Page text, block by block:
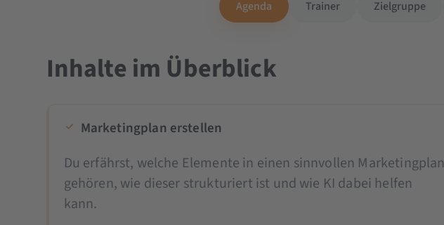
Agenda Trainer Zielgruppe
Inhalte im Überblick
Marketingplan erstellen
Du erfährst, welche Elemente in einen sinnvollen Marketingplan
gehören, wie dieser strukturiert ist und wie KI dabei helfen
kann.